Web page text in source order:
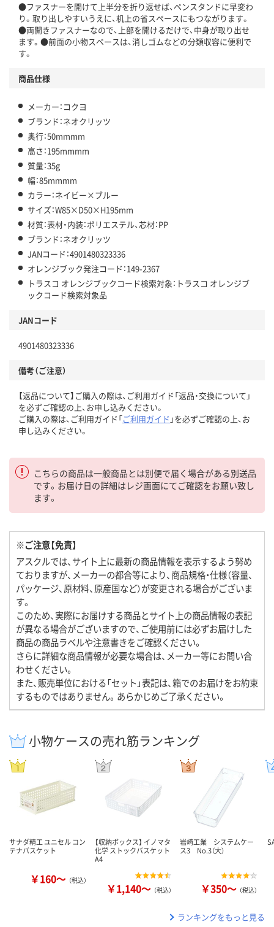
●ファスナーを開けて上半分を折り返せば、ペンスタンドに早変わ
り。取り出しやすいうえに、机上の省スペースにもつながります。
●両開きファスナーなので、上部を開けるだけで、中身が取り出せ
ます。●前面の小物スペースは、消しゴムなどの分類収容に便利で
す。
商品仕様
メーカー：コクヨ
ブランド：ネオクリッツ
奥行：50mmmm
高さ：195mmmm
質量：35g
幅：85mmmm
カラー：ネイビー×ブルー
サイズ：W85×D50×H195mm
材質：表材・内装：ポリエステル、芯材：PP
ブランド：ネオクリッツ
JANコード：4901480323336
オレンジブック発注コード：149-2367
トラスコ オレンジブックコード検索対象：トラスコ オレンジブ
ックコード検索対象品
JANコード
4901480323336
備考（ご注意）
【返品について】ご購入の際は、ご利用ガイド「返品・交換について」
を必ずご確認の上、お申し込みください。
ご購入の際は、ご利用ガイド「ご利用ガイド 」を必ずご確認の上、お
申し込みください。
こちらの商品は一般商品とは別便で届く場合がある別送品
です。お届け日の詳細はレジ画面にてご確認をお願い致し
ます。
※ご注意【免責】
アスクルでは、サイト上に最新の商品情報を表示するよう努め
ておりますが、メーカーの都合等により、商品規格・仕様（容量、
パッケージ、原材料、原産国など）が変更される場合がございま
す。
このため、実際にお届けする商品とサイト上の商品情報の表記
が異なる場合がございますので、ご使用前には必ずお届けした
商品の商品ラベルや注意書きをご確認ください。
さらに詳細な商品情報が必要な場合は、メーカー等にお問い合
わせください。
また、販売単位における「セット」表記は、箱でのお届けをお約束
するものではありません。あらかじめご了承ください。
小物ケースの売れ筋ランキング
サナダ精工 ユニセル コン
テナバスケット
￥160～ （税込）
【収納ボックス】 イノマタ
化学 ストックバスケット
A4
￥1,140～ （税込）
岩崎工業 システムケー
ス3 No.3（大）
￥350～ （税込）
ランキングをもっと見る